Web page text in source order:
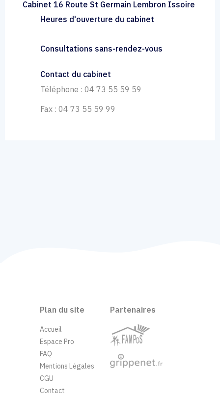
Cabinet 16 Route St Germain Lembron Issoire
Heures d'ouverture du cabinet
Consultations sans-rendez-vous
Contact du cabinet
Téléphone : 04 73 55 59 59
Fax : 04 73 55 59 99
Plan du site
Accueil
Espace Pro
FAQ
Mentions Légales
CGU
Contact
Partenaires